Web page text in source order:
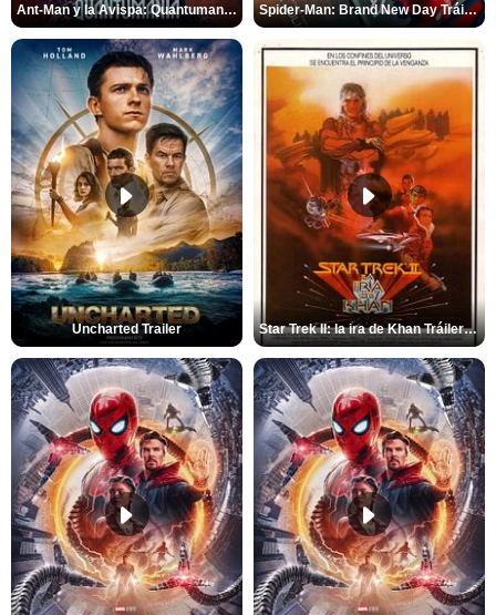
Ant-Man y la Avispa: Quantumanía Tráiler (2) Spider-Man: Brand New Day Tráiler (3)
Uncharted Trailer Star Trek II: la ira de Khan Tráiler VO